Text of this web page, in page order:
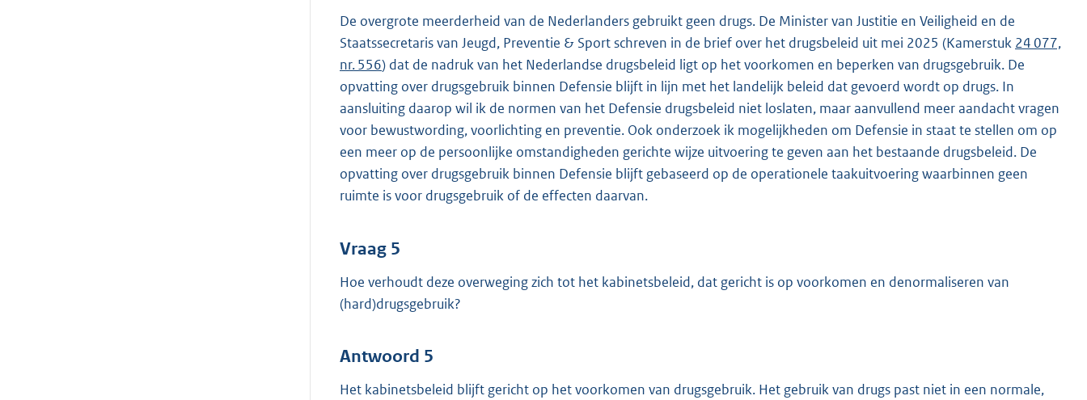
De overgrote meerderheid van de Nederlanders gebruikt geen drugs. De Minister van Justitie en Veiligheid en de
Staatssecretaris van Jeugd, Preventie & Sport schreven in de brief over het drugsbeleid uit mei 2025 (Kamerstuk 24 077,
nr. 556) dat de nadruk van het Nederlandse drugsbeleid ligt op het voorkomen en beperken van drugsgebruik. De
opvatting over drugsgebruik binnen Defensie blijft in lijn met het landelijk beleid dat gevoerd wordt op drugs. In
aansluiting daarop wil ik de normen van het Defensie drugsbeleid niet loslaten, maar aanvullend meer aandacht vragen
voor bewustwording, voorlichting en preventie. Ook onderzoek ik mogelijkheden om Defensie in staat te stellen om op
een meer op de persoonlijke omstandigheden gerichte wijze uitvoering te geven aan het bestaande drugsbeleid. De
opvatting over drugsgebruik binnen Defensie blijft gebaseerd op de operationele taakuitvoering waarbinnen geen
ruimte is voor drugsgebruik of de effecten daarvan.
Vraag 5
Hoe verhoudt deze overweging zich tot het kabinetsbeleid, dat gericht is op voorkomen en denormaliseren van
(hard)drugsgebruik?
Antwoord 5
Het kabinetsbeleid blijft gericht op het voorkomen van drugsgebruik. Het gebruik van drugs past niet in een normale,